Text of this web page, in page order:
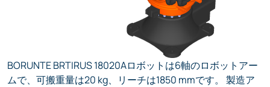
BORUNTE BRTIRUS 18020Aロボットは6軸のロボットアー
ムで、可搬重量は20 kg、リーチは1850 mmです。 製造ア